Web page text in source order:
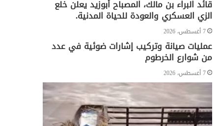
قائد البراء بن مالك، المصباح أبوزيد يعلن خلع
الزي العسكري والعودة للحياة المدنية.
7 أغسطس، 2026
عمليات صيانة وتركيب إشارات ضوئية في عدد
من شوارع الخرطوم
7 أغسطس، 2026